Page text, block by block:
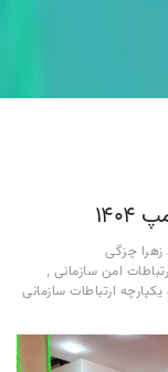
چزگی
امن سازمانی ,
ارتباطات سازمانی